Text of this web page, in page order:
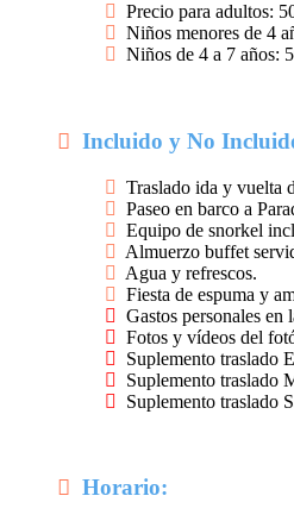
Precio para adultos:
Niños menores de 4
Niños de 4 a 7 años:
Incluido y No
Traslado ida y vuelta
Paseo en barco a
Equipo de snorkel
Almuerzo buffet
Agua y refrescos.
Fiesta de espuma y
Gastos personales en
Fotos y vídeos del
Suplemento traslado
Suplemento traslado
Suplemento traslado
Horario: